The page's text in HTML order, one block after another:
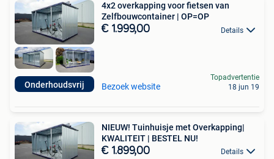
Onderhoudsvrij
4x2 overkapping voor fietsen van
Zelfbouwcontainer | OP=OP
€ 1.999,00 Details
Bezoek website
Topadvertentie
18 jun 19
NIEUW! Tuinhuisje met Overkapping|
KWALITEIT | BESTEL NU!
€ 1.899,00 Details